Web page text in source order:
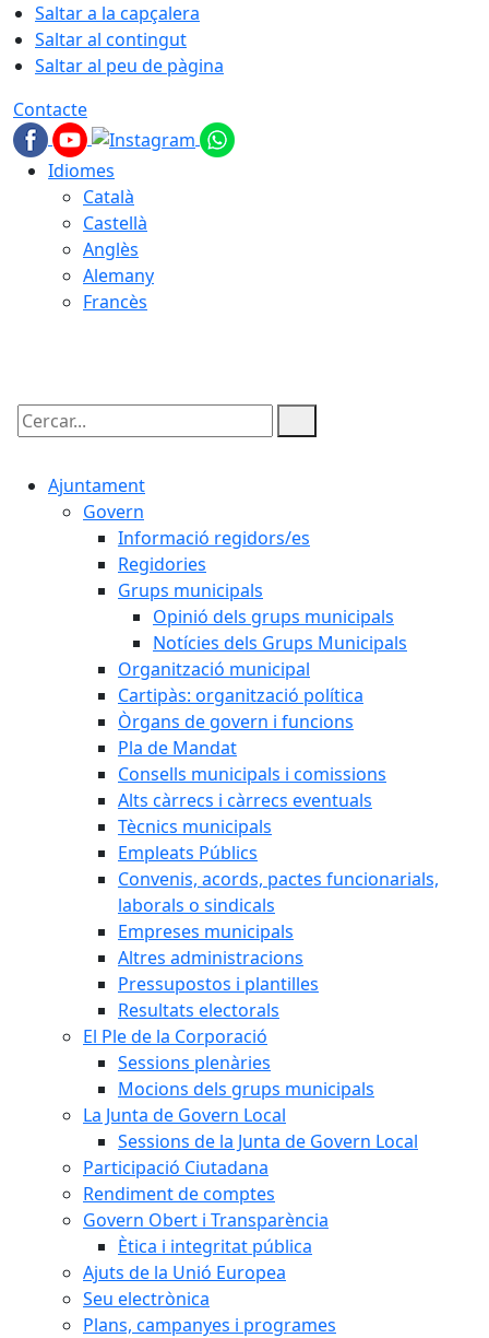
Saltar a la capçalera
Saltar al contingut
Saltar al peu de pàgina
Contacte
Idiomes
Català
Castellà
Anglès
Alemany
Francès
Cercar:
Ajuntament
Govern
Informació regidors/es
Regidories
Grups municipals
Opinió dels grups municipals
Notícies dels Grups Municipals
Organització municipal
Cartipàs: organització política
Òrgans de govern i funcions
Pla de Mandat
Consells municipals i comissions
Alts càrrecs i càrrecs eventuals
Tècnics municipals
Empleats Públics
Convenis, acords, pactes funcionarials,
laborals o sindicals
Empreses municipals
Altres administracions
Pressupostos i plantilles
Resultats electorals
El Ple de la Corporació
Sessions plenàries
Mocions dels grups municipals
La Junta de Govern Local
Sessions de la Junta de Govern Local
Participació Ciutadana
Rendiment de comptes
Govern Obert i Transparència
Ètica i integritat pública
Ajuts de la Unió Europea
Seu electrònica
Plans, campanyes i programes